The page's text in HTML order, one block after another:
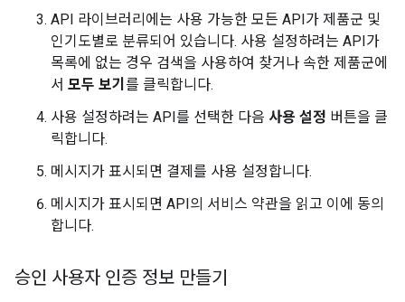
API 라이브러리에는 사용 가능한 모든 API가 제품군 및
인기도별로 분류되어 있습니다. 사용 설정하려는 API가
목록에 없는 경우 검색을 사용하여 찾거나 속한 제품군에
서 모두 보기 를 클릭합니다.
사용 설정하려는 API를 선택한 다음 사용 설정 버튼을 클
릭합니다.
메시지가 표시되면 결제를 사용 설정합니다.
메시지가 표시되면 API의 서비스 약관을 읽고 이에 동의
합니다.
승인 사용자 인증 정보 만들기